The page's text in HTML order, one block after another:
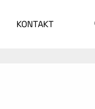
KONTAKT